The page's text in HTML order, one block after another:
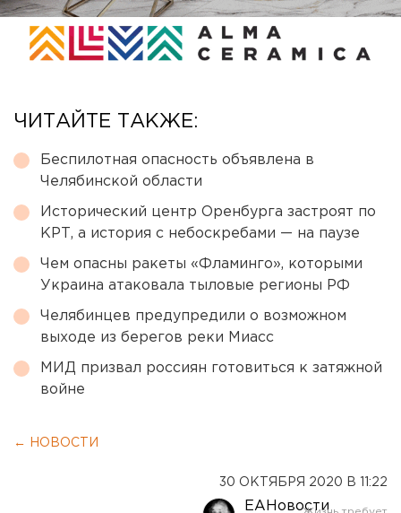
ЧИТАЙТЕ ТАКЖЕ:
Беспилотная опасность объявлена в
Челябинской области
Исторический центр Оренбурга застроят по
КРТ, а история с небоскребами — на паузе
Чем опасны ракеты «Фламинго», которыми
Украина атаковала тыловые регионы РФ
Челябинцев предупредили о возможном
выходе из берегов реки Миасс
МИД призвал россиян готовиться к затяжной
войне
← НОВОСТИ
30 ОКТЯБРЯ 2020 В 11:22
ЕАНовости